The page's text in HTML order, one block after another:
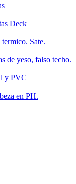
Deck
Sate.
de yeso, falso techo.
y PVC
en PH.